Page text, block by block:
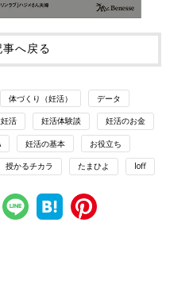
事へ戻る
体づくり（妊活） データ
活 妊活体験談 妊活のお金
妊活の基本 お役立ち
授かるチカラ たまひよ loff